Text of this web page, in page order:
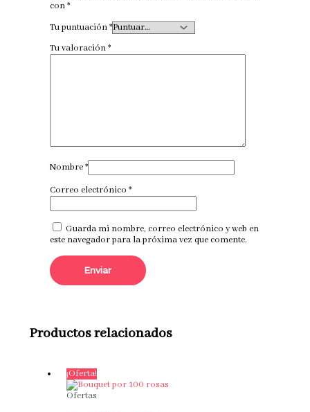
con*
Tu puntuación*
Tu valoración*
Nombre*
Correo electrónico *
Guarda mi nombre, correo electrónico y web en
este navegador para la próxima vez que comente.
Productos relacionados
¡Oferta!
Ofertas